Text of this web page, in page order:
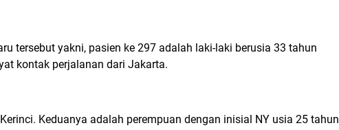
tersebut yakni, pasien ke 297 adalah laki-laki berusia 33 tahun
kontak perjalanan dari Jakarta.
Keduanya adalah perempuan dengan inisial NY usia 25 tahun